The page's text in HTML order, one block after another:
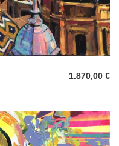
1.870,00 €